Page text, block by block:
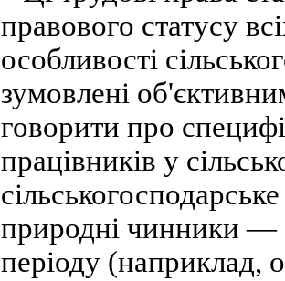
правового статусу
особливості
зумовлені
говорити про
працівників у
природні чинники —
періоду (наприклад,